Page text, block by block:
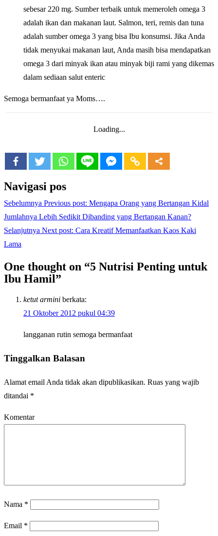
sebesar 220 mg. Sumber terbaik untuk memeroleh omega 3
adalah ikan dan makanan laut. Salmon, teri, remis dan tuna
adalah sumber omega 3 yang bisa Ibu konsumsi. Jika Anda
tidak menyukai makanan laut, Anda masih bisa mendapatkan
omega 3 dari minyak ikan atau minyak biji rami yang dikemas
dalam sediaan salut enteric
Semoga bermanfaat ya Moms….
Loading...
Navigasi pos
Sebelumnya Previous post: Mengapa Orang yang Bertangan Kidal
Jumlahnya Lebih Sedikit Dibanding yang Bertangan Kanan?
Selanjutnya Next post: Cara Kreatif Memanfaatkan Kaos Kaki
Lama
One thought on “5 Nutrisi Penting untuk
Ibu Hamil”
ketut armini berkata:
21 Oktober 2012 pukul 04:39
langganan rutin semoga bermanfaat
Tinggalkan Balasan
Alamat email Anda tidak akan dipublikasikan. Ruas yang wajib
ditandai *
Komentar
Nama *
Email *